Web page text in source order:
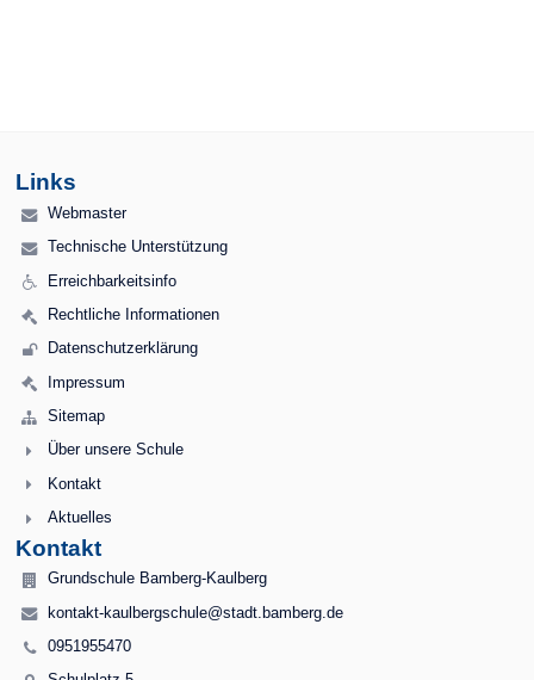
Links
Webmaster
Technische Unterstützung
Erreichbarkeitsinfo
Rechtliche Informationen
Datenschutzerklärung
Impressum
Sitemap
Über unsere Schule
Kontakt
Aktuelles
Kontakt
Grundschule Bamberg-Kaulberg
kontakt-kaulbergschule@stadt.bamberg.de
0951955470